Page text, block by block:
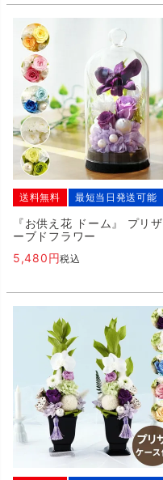
送料無料 最短当日発送可能
『お供え花 ドーム』 プリザ
ーブドフラワー
5,480
税込